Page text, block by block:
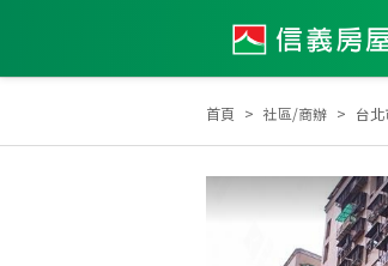
首頁 社區/商辦 台